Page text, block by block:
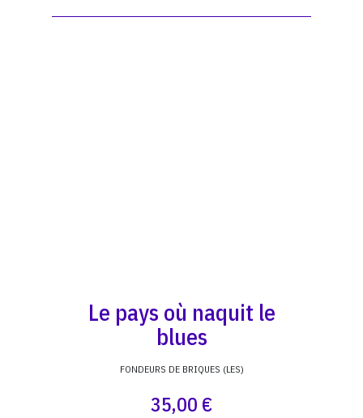
Le pays où naquit le
blues
FONDEURS DE BRIQUES (LES)
35,00 €